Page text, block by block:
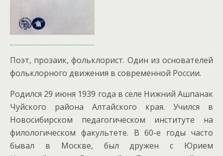
Поэт, прозаик, фольклорист. Один из основателей
фольклорного движения в современной России.
Родился 29 июня 1939 года в селе Нижний Ашпанак
Чуйского района Алтайского края. Учился в
Новосибирском педагогическом институте на
филологическом факультете. В 60-е годы часто
бывал в Москве, был дружен с Юрием